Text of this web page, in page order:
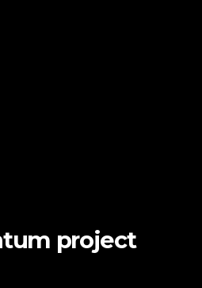
project